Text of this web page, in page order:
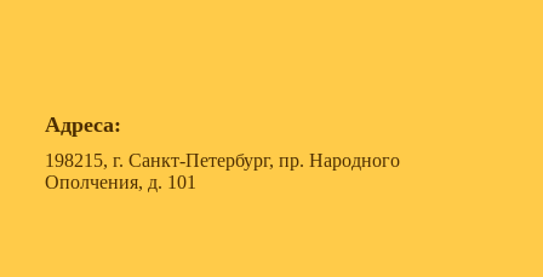
Адреса:
198215, г. Санкт-Петербург, пр. Народного
Ополчения, д. 101